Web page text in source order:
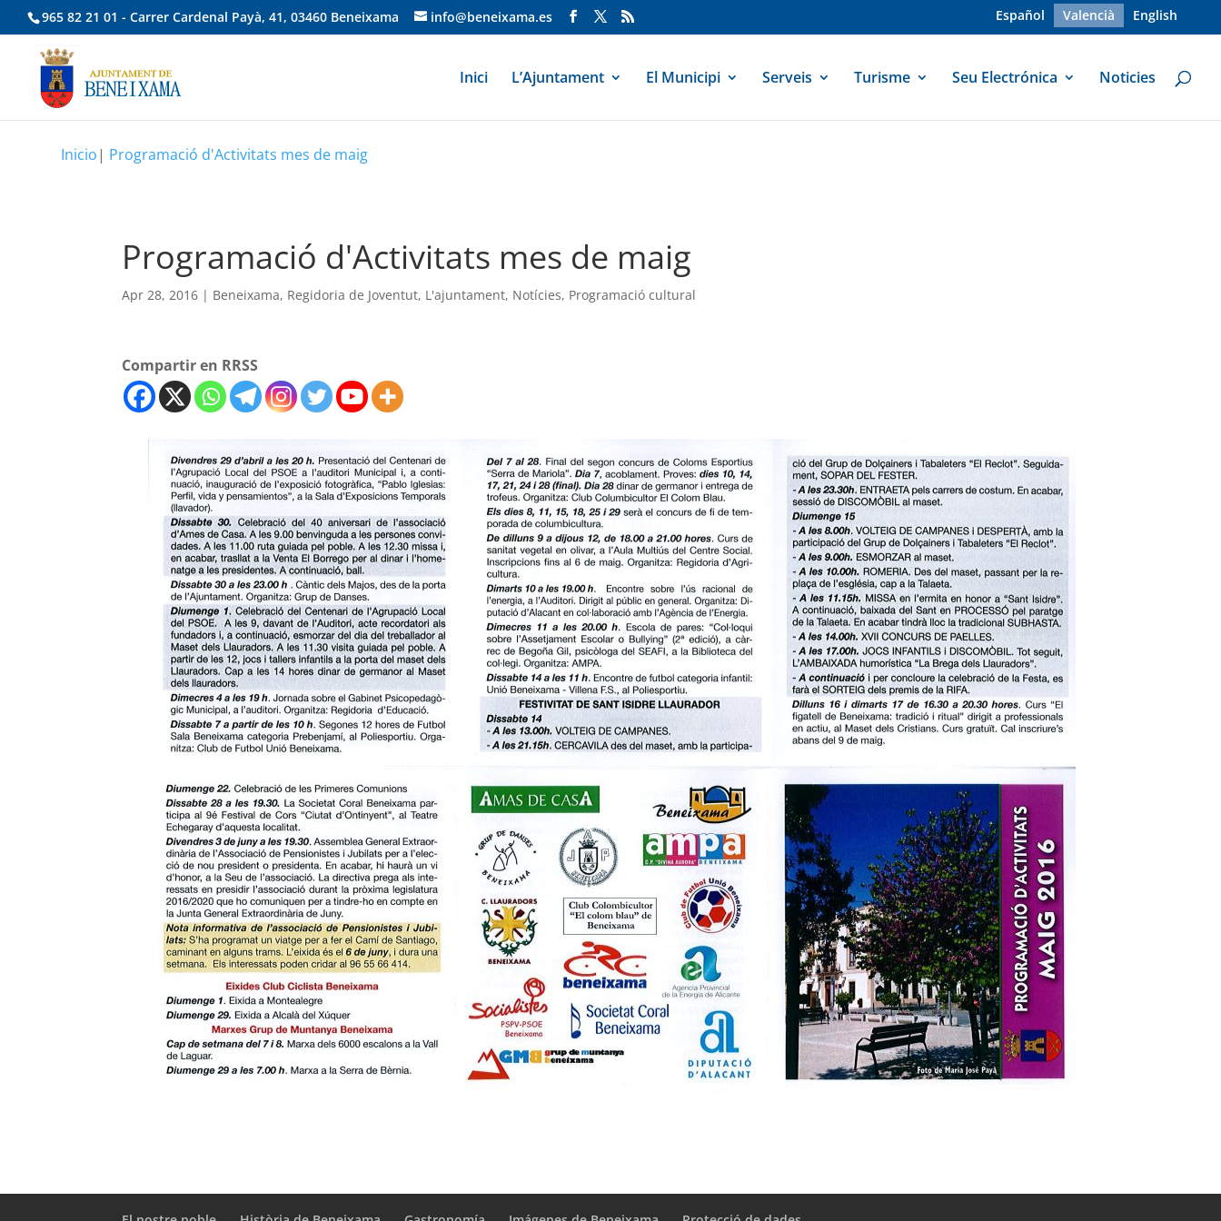
965 82 21 01 - Carrer Cardenal Payà, 41, 03460 Beneixama info@beneixama.es Español Valencià English
Inici L’Ajuntament El Municipi Serveis Turisme Seu Electrónica Noticies
Inicio| Programació d'Activitats mes de maig
Programació d'Activitats mes de maig
Apr 28, 2016 | Beneixama, Regidoria de Joventut, L'ajuntament, Notícies, Programació cultural
Compartir en RRSS